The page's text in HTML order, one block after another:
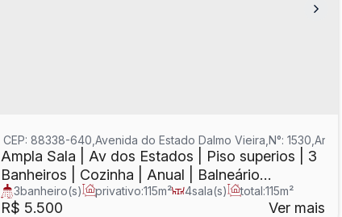
Ampla Sala | Av dos Estados | Piso superios | 3
Banheiros | Cozinha | Anual | Balneário
Camboríu
R$ 5.500
CEP: 88338-640 Avenida do Estado Dalmo Vieira N°: 1530 Ariribá
3banheiro(s) privativo:115m² 4sala(s) total:115m²
útil:115m² Ver mais